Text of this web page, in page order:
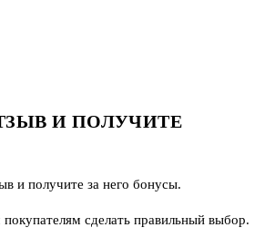
И ПОЛУЧИТЕ
и получите за него бонусы.
сделать правильный выбор.